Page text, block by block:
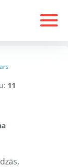
11